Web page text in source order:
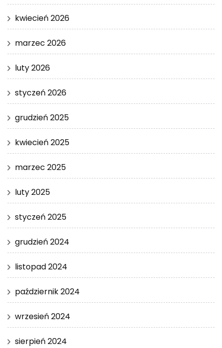
kwiecień 2026
marzec 2026
luty 2026
styczeń 2026
grudzień 2025
kwiecień 2025
marzec 2025
luty 2025
styczeń 2025
grudzień 2024
listopad 2024
październik 2024
wrzesień 2024
sierpień 2024